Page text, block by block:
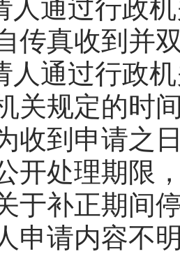
人通过行政
传真收到并
人通过行政
关规定的时
收到申请之
开处理期限
于补正期间
申请内容不